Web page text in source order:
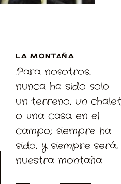
LA MONTAÑA
.Para nosotros,
nunca ha sido solo
un terreno, un chalet
o una casa en el
campo; siempre ha
sido, y siempre será,
nuestra montaña